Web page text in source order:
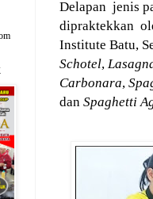
Delapan jenis
dipraktekkan
Institute Batu,
Schotel,
Carbonara,
dan Spaghetti